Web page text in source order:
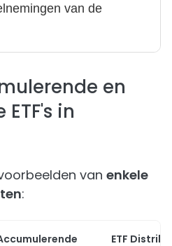
van de
en
in
van enkele
:
ETF